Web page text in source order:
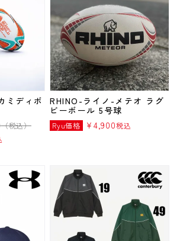
ミディボ
（税込）
RHINO-ライノ-メテオ ラグ
ビーボール 5号球
Ryu価格 ¥ 4,900税込